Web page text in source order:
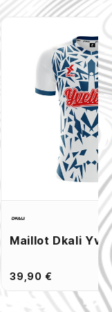
Maillot Dkali
39,90 €